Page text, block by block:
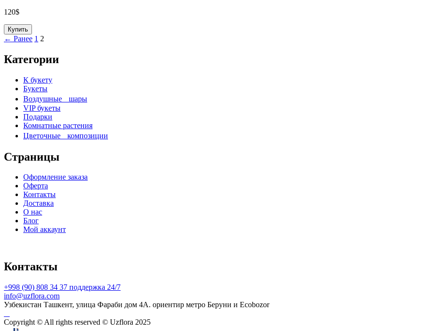
120$
Купить
← Ранее 1 2
Категории
К букету
Букеты
Воздушные шары
VIP букеты
Подарки
Комнатные растения
Цветочные композиции
Страницы
Оформление заказа
Оферта
Контакты
Доставка
О нас
Блог
Мой аккаунт
Контакты
+998 (90) 808 34 37 поддержка 24/7
info@uzflora.com
Узбекистан Ташкент, улица Фараби дом 4A. ориентир метро Беруни и Ecobozor
Copyright © All rights reserved © Uzflora 2025